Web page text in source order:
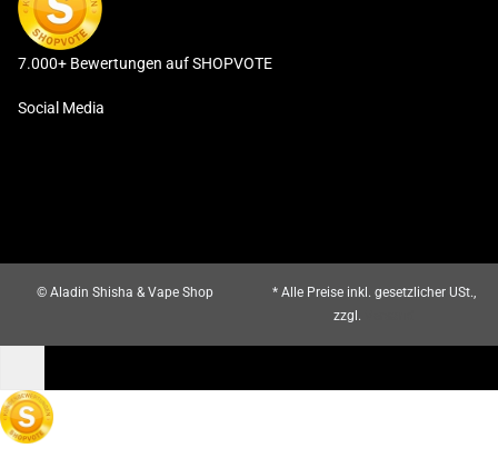
7.000+ Bewertungen auf SHOPVOTE
Social Media
© Aladin Shisha & Vape Shop
* Alle Preise inkl. gesetzlicher USt.,
zzgl.